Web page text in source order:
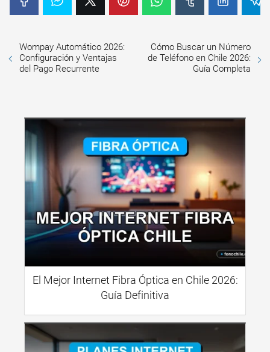
Wompay Automático 2026:
Configuración y Ventajas
del Pago Recurrente
Cómo Buscar un Número
de Teléfono en Chile 2026:
Guía Completa
El Mejor Internet Fibra Óptica en Chile 2026:
Guía Definitiva